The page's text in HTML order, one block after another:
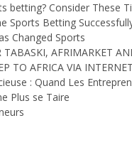
betting? Consider These
Sports Betting
Changed Sports
TABASKI, AFRIMARKET
TO AFRICA VIA INTERNET
: Quand Les
Plus se Taire